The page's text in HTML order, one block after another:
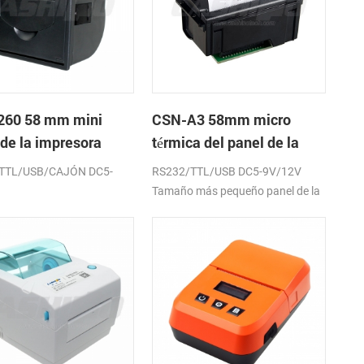
58 mm mini
la impresora
de recibos de
la caja de
USB/CAJÓN DC5-
CSN-A3 58mm micro
térmica del panel de la
impresora
RS232/TTL/USB DC5-9V/12V
Tamaño más pequeño panel de la